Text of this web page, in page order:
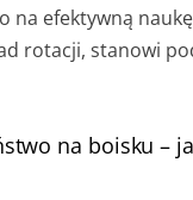
na efektywną
rotacji, stanowi
na boisku –